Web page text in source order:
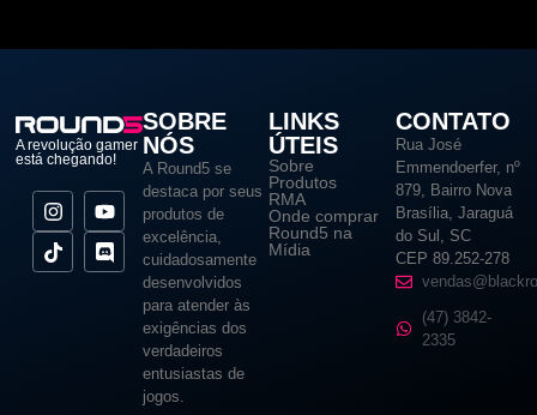
A revolução gamer
está chegando!
SOBRE
NÓS
A Round5 se
destaca por seus
produtos de
excelência,
cuidadosamente
desenvolvidos
para atender às
exigências dos
verdadeiros
entusiastas de
jogos.
LINKS
ÚTEIS
Sobre
Produtos
RMA
Onde comprar
Round5 na
Mídia
CONTATO
Rua José
Emmendoerfer, nº
879, Bairro Nova
Brasília, Jaraguá
do Sul, SC
CEP 89.252-278
(47) 3842-
2335